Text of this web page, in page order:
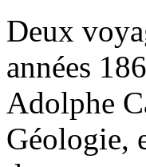
Deux
années
Adolphe
Géologie,